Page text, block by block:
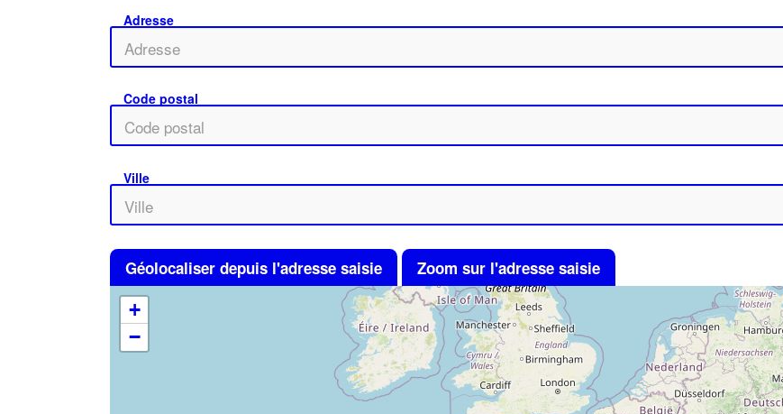
Adresse
Code postal
Ville
Géolocaliser depuis l'adresse saisie Zoom sur l'adresse saisie
+
−